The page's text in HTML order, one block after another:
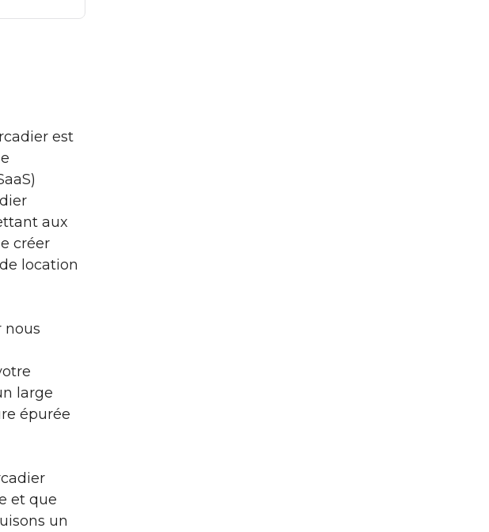
est
aux
créer
location
nous
large
épurée
et que
un